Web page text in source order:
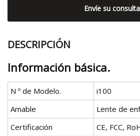
Envíe su consulta
DESCRIPCIÓN
Información básica.
N º de Modelo.
i100
Amable
Lente de
Certificación
CE, FCC,